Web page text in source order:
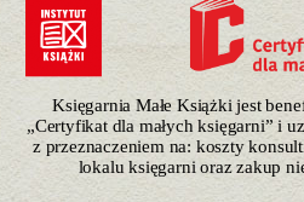
Księgarnia Małe Książki jest
„Certyfikat dla małych księgarni” i
z przeznaczeniem na: koszty
lokalu księgarni oraz zakup